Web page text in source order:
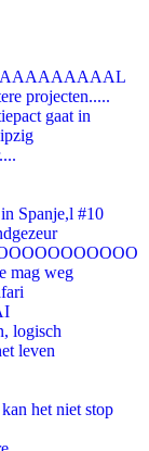
projecten.....
gaat in
Spanje,l #10
mag weg
logisch
leven
het niet stop